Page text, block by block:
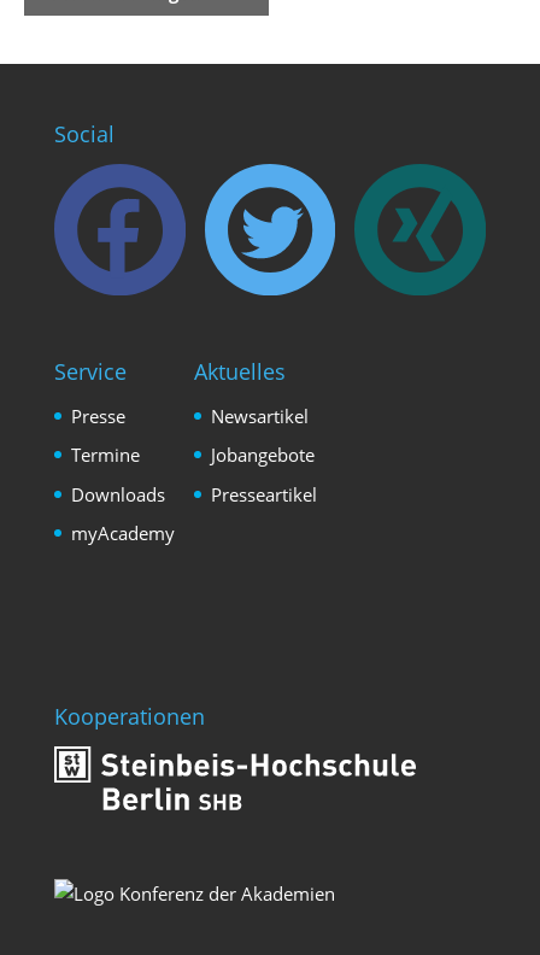
Social
Service
Presse
Termine
Downloads
myAcademy
Aktuelles
Newsartikel
Jobangebote
Presseartikel
Kooperationen